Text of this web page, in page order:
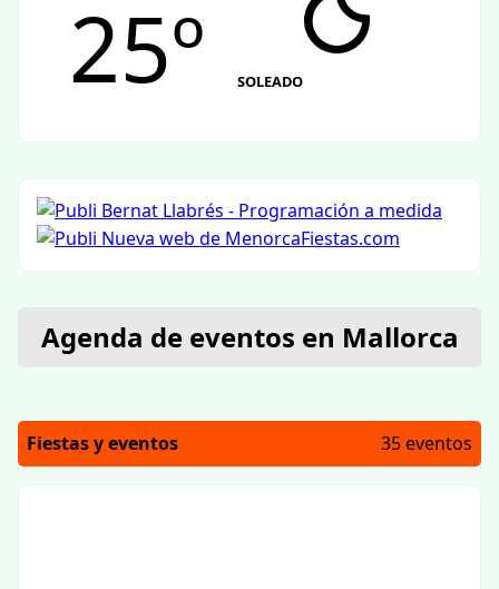
25º SOLEADO
Agenda de eventos en Mallorca
Fiestas y eventos 35 eventos